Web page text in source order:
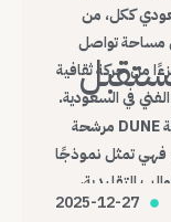
ككل، من
مساحة تواصل
من حركة ثقافية
في السعودية.
مع استمرار نشاطها وتزايد حضورها، تبدو فرقة DUNE مرشحة
فهي تمثل نموذجًا
التقليدية،
مع العالم.
2025-12-27